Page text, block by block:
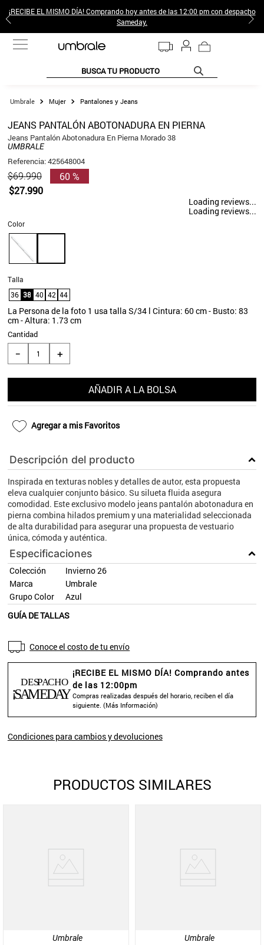
¡RECIBE EL MISMO DÍA! Comprando hoy antes de las 12:00 pm con despacho
Sameday.
BUSCA TU PRODUCTO
Mujer Pantalones y Jeans
JEANS PANTALÓN ABOTONADURA EN PIERNA
Jeans Pantalón Abotonadura En Pierna Morado 38
UMBRALE
Referencia:425648004
$69.990
$27.990
60 %
Loading reviews...
Loading reviews...
Talla
36 38 40 42 44
Color
La Persona de la foto 1 usa talla S/34 l Cintura: 60 cm - Busto: 83
cm - Altura: 1.73 cm
Cantidad
＋
－
AÑADIR A LA BOLSA
Agregar a mis Favoritos
Descripción del producto
Inspirada en texturas nobles y detalles de autor, esta propuesta
eleva cualquier conjunto básico. Su silueta fluida asegura
comodidad. Este exclusivo modelo jeans pantalón abotonadura en
pierna combina hilados premium y una materialidad seleccionada
de alta durabilidad para asegurar una propuesta de vestuario
única, cómoda y auténtica.
Especificaciones
Colección
Invierno 26
Marca
Umbrale
Grupo Color
Azul
GUÍA DE TALLAS
Conoce el costo de tu envío
¡RECIBE EL MISMO DÍA! Comprando antes
de las 12:00pm
Compras realizadas después del horario, reciben el día
siguiente. (Más Información)
Condiciones para cambios y devoluciones
PRODUCTOS SIMILARES
Umbrale Umbrale
TÉRMINOS MÁS BUSCADOS
2.
poleras mujer
4.
gamulan
5.
cafe
8.
10. blanco